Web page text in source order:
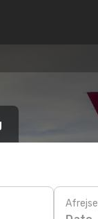
Afrejse